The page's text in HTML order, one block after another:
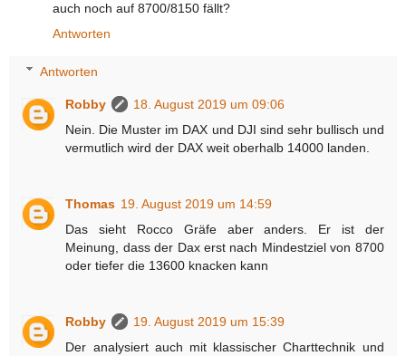
auch noch auf 8700/8150 fällt?
Antworten
Antworten
Robby
18. August 2019 um 09:06
Nein. Die Muster im DAX und DJI sind sehr bullisch und
vermutlich wird der DAX weit oberhalb 14000 landen.
Thomas 19. August 2019 um 14:59
Das sieht Rocco Gräfe aber anders. Er ist der
Meinung, dass der Dax erst nach Mindestziel von 8700
oder tiefer die 13600 knacken kann
Robby
19. August 2019 um 15:39
Der analysiert auch mit klassischer Charttechnik und